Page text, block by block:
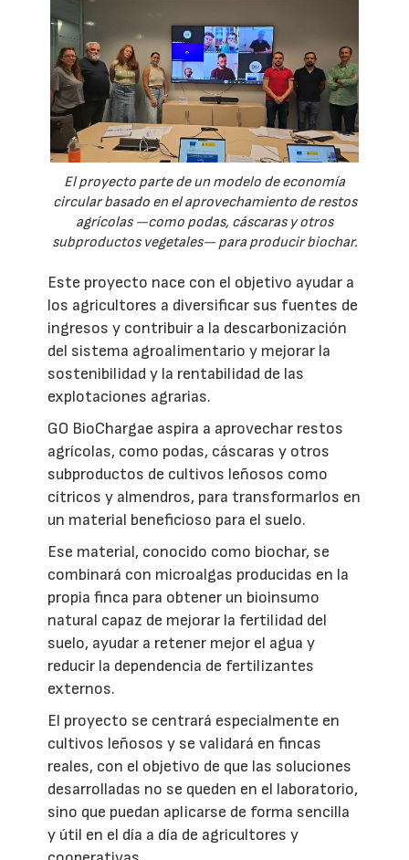
El proyecto parte de un modelo de economía
circular basado en el aprovechamiento de restos
agrícolas —como podas, cáscaras y otros
subproductos vegetales— para producir biochar.
Este proyecto nace con el objetivo ayudar a
los agricultores a diversificar sus fuentes de
ingresos y contribuir a la descarbonización
del sistema agroalimentario y mejorar la
sostenibilidad y la rentabilidad de las
explotaciones agrarias.
GO BioChargae aspira a aprovechar restos
agrícolas, como podas, cáscaras y otros
subproductos de cultivos leñosos como
cítricos y almendros, para transformarlos en
un material beneficioso para el suelo.
Ese material, conocido como biochar, se
combinará con microalgas producidas en la
propia finca para obtener un bioinsumo
natural capaz de mejorar la fertilidad del
suelo, ayudar a retener mejor el agua y
reducir la dependencia de fertilizantes
externos.
El proyecto se centrará especialmente en
cultivos leñosos y se validará en fincas
reales, con el objetivo de que las soluciones
desarrolladas no se queden en el laboratorio,
sino que puedan aplicarse de forma sencilla
y útil en el día a día de agricultores y